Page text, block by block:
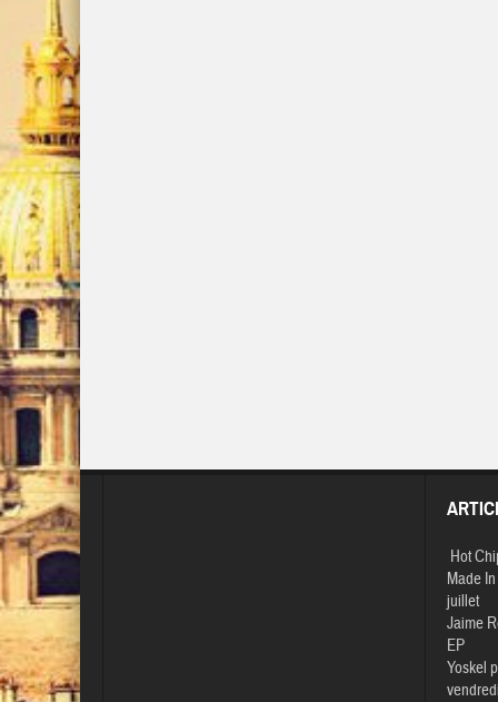
Hot
Made
juillet
Jaime
EP
Yoskel